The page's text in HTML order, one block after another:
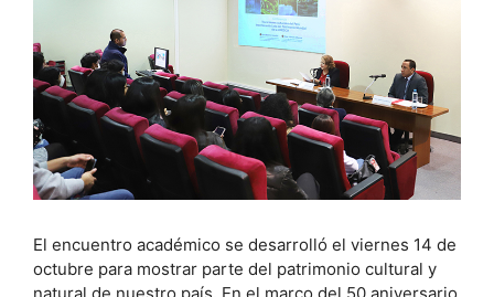
El encuentro académico se desarrolló el viernes 14 de
octubre para mostrar parte del patrimonio cultural y